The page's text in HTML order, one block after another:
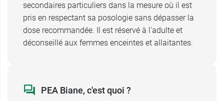
secondaires particuliers dans la mesure où il est
pris en respectant sa posologie sans dépasser la
dose recommandée. Il est réservé à l'adulte et
déconseillé aux femmes enceintes et allaitantes.
PEA Biane, c'est quoi ?